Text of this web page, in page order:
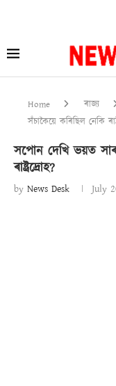
Home ৰাজ্য
সঁচাকৈয়ে কৰিছিল নেকি
সপোন দেখি ভয়ত সাৰ
ৰাষ্ট্ৰদ্ৰোহ?
by News Desk July